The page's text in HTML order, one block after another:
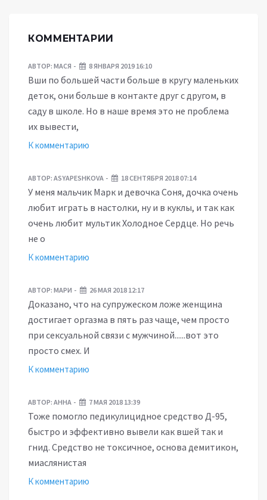
КОММЕНТАРИИ
АВТОР: МАСЯ 8 ЯНВАРЯ 2019 16:10
Вши по большей части больше в кругу маленьких
деток, они больше в контакте друг с другом, в
саду в школе. Но в наше время это не проблема
их вывести,
К комментарию
АВТОР: ASYAPESHKOVA 18 СЕНТЯБРЯ 2018 07:14
У меня мальчик Марк и девочка Соня, дочка очень
любит играть в настолки, ну и в куклы, и так как
очень любит мультик Холодное Сердце. Но речь
не о
К комментарию
АВТОР: МАРИ 26 МАЯ 2018 12:17
Доказано, что на супружеском ложе женщина
достигает оргазма в пять раз чаще, чем просто
при сексуальной связи с мужчиной......вот это
просто смех. И
К комментарию
АВТОР: АННА 7 МАЯ 2018 13:39
Тоже помогло педикулицидное средство Д-95,
быстро и эффективно вывели как вшей так и
гнид. Средство не токсичное, основа демитикон,
миаслянистая
К комментарию